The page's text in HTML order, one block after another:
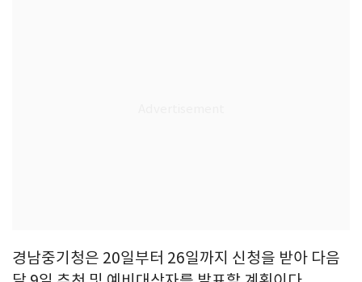
경남중기청은 20일부터 26일까지 신청을 받아 다음